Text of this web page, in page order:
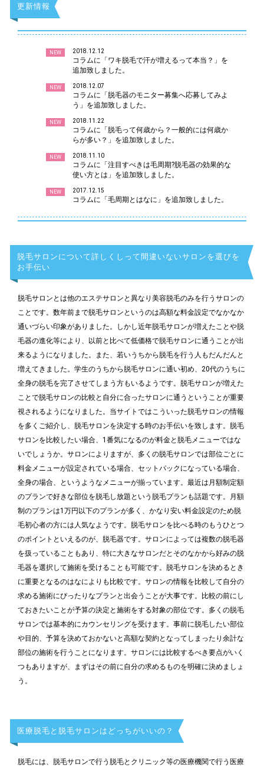
更新情報
NEW 2018.12.12
コラムに「ワキ脱毛で汗が増えるって本当？」を
追加致しました。
NEW 2018.12.07
コラムに「脱毛器のモニター募集へ応募してみよ
う」を追加致しました。
NEW 2018.11.22
コラムに「脱毛って何歳から？一般的には何歳か
らが多い？」を追加致しました。
NEW 2018.11.10
コラムに「注目すべきは毛周期?脱毛器の効果的な
使い方とは」を追加致しました。
NEW 2017.12.15
コラムに「毛周期とはなに」を追加致しました。
脱毛サロンについて詳しくしって間違いないサロンを選びを
お手伝い
脱毛サロンとは他のエステサロンと異なり美容脱毛のみを行うサロンの
ことです。数年前まで脱毛サロンというのは高額な料金設定でなかなか
通いづらい印象がありました。しかし近年脱毛サロンが増えたことや脱
毛器の進化等により、以前と比べて低価格で脱毛サロンに通うことが出
来るようになりました。また、若いうちから脱毛を行う人もだんだんと
増えてきました。学生のうちから脱毛サロンに通い初め、20代のうちに
全身の脱毛を完了させてしまう方もいるようです。脱毛サロンが増えた
ことで脱毛サロンの比較と自分に合ったサロンに通うということが重要
視されるようになりました。当サイトではこういった脱毛サロンの情報
を多くご紹介し、脱毛サロンを決定する時のお手伝いを致します。脱毛
サロンを比較したい場合、1番気になるのが料金と脱毛メニューではな
いでしょうか。サロンによりますが、多くの脱毛サロンでは部位ごとに
料金メニューが設定されている場合、セットパックになっている場合、
全身の場合、というようなメニューが揃っています。最近は月額制定額
のプランで好きな部位を脱毛し放題という脱毛プランも話題です。月額
制のプランは1万円以下のプランが多く、かなり安い料金設定のため脱
毛初心者の方には人気なようです。脱毛サロンを比べる時のもうひとつ
のポイントといえるのが、脱毛器です。サロンによっては複数の脱毛器
を扱っていることもあり、特に大きなサロンだとそのなかから好みの脱
毛器を選択して施術を受けることも可能です。脱毛サロンを決めるとき
に重要となるのはなによりも比較です。サロンの情報を比較して自分の
求める施術にぴったりなプランと出会うことが大事です。比較の前にし
ておきたいことが予算の決定と施術をする対象の部位です。多くの脱毛
サロンでは基本的にカウンセリングを受けます。事前に脱毛したい部位
や目的、予算を決めておかないと高額な契約となってしまったり余計な
部位の施術を行うことになります。サロンには比較するべき要点がいく
つもありますが、まずはその前に自分の求めるものを明確に決めましょ
う。
医療脱毛と脱毛サロンはどっちがいいの？
脱毛には、脱毛サロンで行う脱毛とクリニック等の医療機関で行う医療